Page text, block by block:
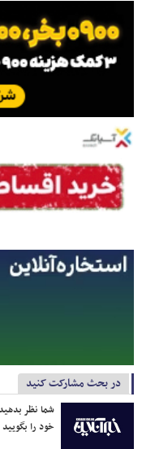
در بحث مشارکت کنید
شما نظر
خود را بگویید